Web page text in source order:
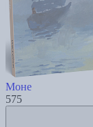
Моне
575